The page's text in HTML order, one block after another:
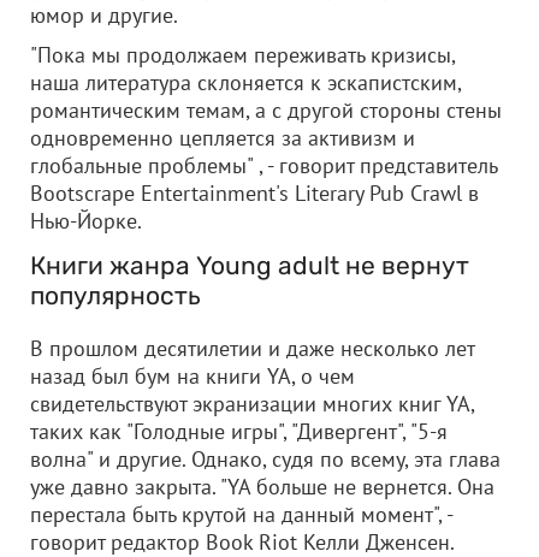
юмор и другие.
"Пока мы продолжаем переживать кризисы,
наша литература склоняется к эскапистским,
романтическим темам, а с другой стороны стены
одновременно цепляется за активизм и
глобальные проблемы" , - говорит представитель
Bootscrape Entertainment's Literary Pub Crawl в
Нью-Йорке.
Книги жанра Young adult не вернут
популярность
В прошлом десятилетии и даже несколько лет
назад был бум на книги YA, о чем
свидетельствуют экранизации многих книг YA,
таких как "Голодные игры", "Дивергент", "5-я
волна" и другие. Однако, судя по всему, эта глава
уже давно закрыта. "YA больше не вернется. Она
перестала быть крутой на данный момент", -
говорит редактор Book Riot Келли Дженсен.